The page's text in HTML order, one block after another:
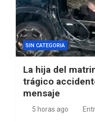
SIN CATEGORIA
La hija del
trágico
mensaje
5 horas ago